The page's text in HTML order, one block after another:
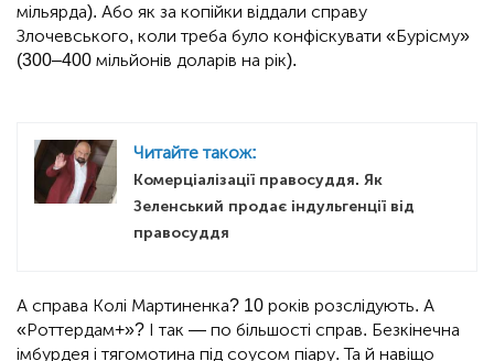
мільярда). Або як за копійки віддали справу
Злочевського, коли треба було конфіскувати «Бурісму»
(300–400 мільйонів доларів на рік).
Читайте також:
Комерціалізації правосуддя. Як
Зеленський продає індульгенції від
правосуддя
А справа Колі Мартиненка? 10 років розслідують. А
«Роттердам+»? І так — по більшості справ. Безкінечна
імбурдея і тягомотина під соусом піару. Та й навіщо